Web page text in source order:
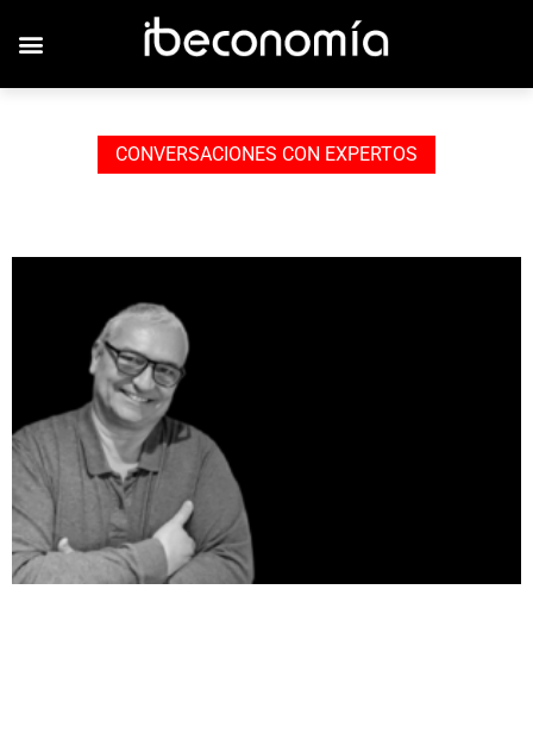
CONVERSACIONES CON EXPERTOS